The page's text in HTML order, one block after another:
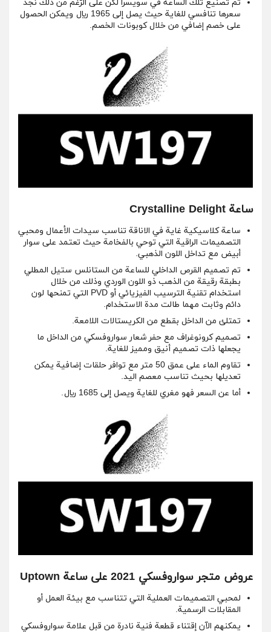
تم تصنيع تلك الساعة في سويسرا لكن على الرّغم من ذلك نجد
سعرها تنافسي للغاية حيث يصل إلى 1965 ريال ويمكن الحصول
على خصم إضافي من خلال كوبونات الخصم.
ساعة Crystalline Delight
ساعة كلاسيكية غاية في الاناقة تناسب سيدات الأعمال ومحبي
التصميمات الراقية التي توحي بالفخامة حيث تعتمد على سوار
أبيض مع تداخل اللون الذهبي.
تم تصميم القرص الداخلي للساعة من الستانلس ستيل المطلي
بطبقة رقيقة من الذهب ذو اللون الوردي وذلك من خلال
استخدام تقنية الترسيب الفيزيائي أو PVD التي تمنحها لون
دائم وثابت مهما طالت مدة الاستخدام.
تمتلئ من الداخل بقطع من الكريستالات اللامعة.
تصميم كرونوغراف مع حفر شعار سواروفسكي من الداخل ما
يجعلها ذات تصميم أنيق ومميز للغاية.
تقاوم الماء على عمق 50 متر مع توافر حلقات إضافية يمكن
تعديلها بحيث تناسب معصم اليد.
أما عن السعر فهو مغري للغاية ويصل إلى 1685 ريال.
عروض متجر سواروفسكي 2021 على ساعة Uptown
لمحبي التصميمات العملية التي تتناسب مع بيئة العمل أو
المقابلات الرسمية.
يمكنهم الآن إقتناء قطعة فنية نادرة من قبل علامة سواروفسكي